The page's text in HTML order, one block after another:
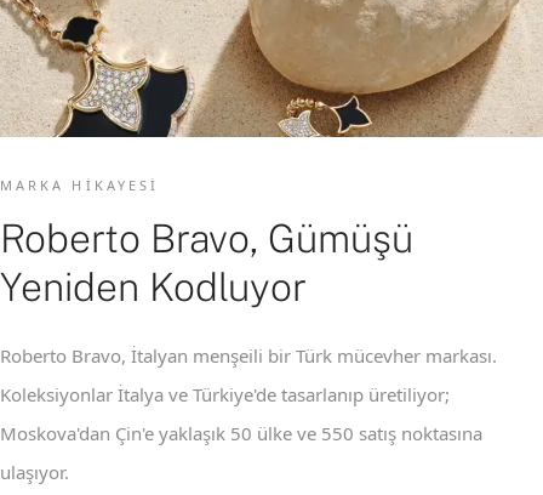
MARKA HIKAYESI
Roberto Bravo, Gümüşü
Yeniden Kodluyor
Roberto Bravo, İtalyan menşeili bir Türk mücevher markası.
Koleksiyonlar İtalya ve Türkiye'de tasarlanıp üretiliyor;
Moskova'dan Çin'e yaklaşık 50 ülke ve 550 satış noktasına
ulaşıyor.